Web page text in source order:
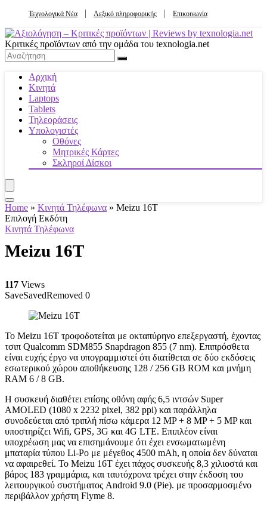
Τεχνολογικά Νέα Λεξικό πληροφορικής Επικοινωνία
Κριτικές προϊόντων από την ομάδα του texnologia.net
Αρχική
Κινητά
Laptops
Tablets
Τηλεοράσεις
Υπολογιστές
Οθόνες
Μητρικές Κάρτες
Σκληροί Δίσκοι
Home » Κινητά Τηλέφωνα » Meizu 16T
Επιλογή Εκδότη
Κινητά Τηλέφωνα
Meizu 16T
117 Views
SaveSavedRemoved 0
Το Meizu 16T τροφοδοτείται με οκταπύρηνο επεξεργαστή, έχοντας
τσιπ Qualcomm SDM855 Snapdragon 855 (7 nm). Επιπρόσθετα
είναι ευχής έργο να υπογραμμιστεί ότι διατίθεται σε δύο εκδόσεις
εσωτερικού χώρου αποθήκευσης 128 / 256 GB ROM και μνήμη
RAM 6 / 8 GB.
Η συσκευή διαθέτει επίσης οθόνη αφής 6,5 ιντσών Super
AMOLED (1080 x 2232 pixel, 382 ppi) και παράλληλα
συνοδεύεται από τριπλή πίσω κάμερα 12 MP + 8 MP + 5 MP και
υποστηρίζει Wifi, GPS, 3G και 4G LTE. Επιπλέον είναι
υποχρέωση μας να επισημάνουμε ότι έχει ενσωματωμένη
μπαταρία τύπου Li-Po με μέγεθος 4500 mAh, η οποία δεν δύναται
να αφαιρεθεί. Το Meizu 16T έχει πάχος συσκευής 8,3 χιλιοστά και
βάρος 183 γραμμάρια, και ταυτόχρονα τρέχει στην έκδοση του
λειτουργικού συστήματος Android 9.0 (Pie). με προσαρμοσμένο
περιβάλλον χρήστη Flyme 8.